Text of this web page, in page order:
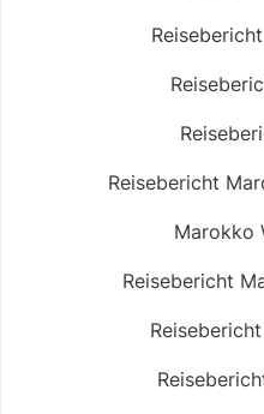
Reisebericht
Marokko
Reisebericht